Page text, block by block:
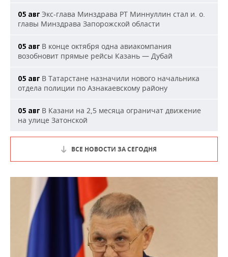
05 авг Экс-глава Минздрава РТ Миннуллин стал и. о.
главы Минздрава Запорожской области
05 авг В конце октября одна авиакомпания
возобновит прямые рейсы Казань — Дубай
05 авг В Татарстане назначили нового начальника
отдела полиции по Азнакаевскому району
05 авг В Казани на 2,5 месяца ограничат движение
на улице Затонской
ВСЕ НОВОСТИ ЗА СЕГОДНЯ